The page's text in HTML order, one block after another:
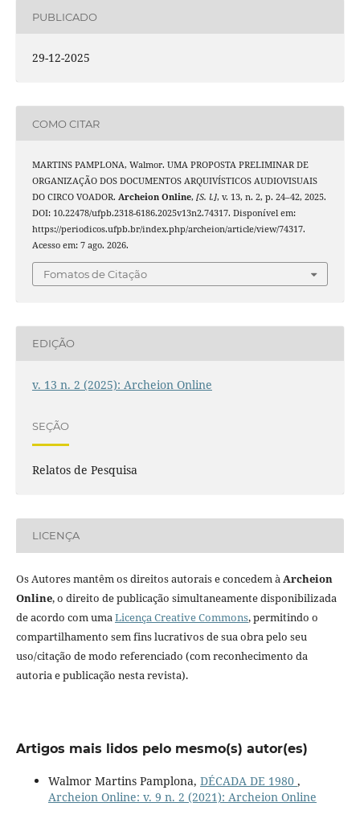
PUBLICADO
29-12-2025
COMO CITAR
MARTINS PAMPLONA, Walmor. UMA PROPOSTA PRELIMINAR DE
ORGANIZAÇÃO DOS DOCUMENTOS ARQUIVÍSTICOS AUDIOVISUAIS
DO CIRCO VOADOR. Archeion Online, [S. l.], v. 13, n. 2, p. 24–42, 2025.
DOI: 10.22478/ufpb.2318-6186.2025v13n2.74317. Disponível em:
https://periodicos.ufpb.br/index.php/archeion/article/view/74317.
Acesso em: 7 ago. 2026.
Fomatos de Citação
EDIÇÃO
v. 13 n. 2 (2025): Archeion Online
SEÇÃO
Relatos de Pesquisa
LICENÇA
Os Autores mantêm os direitos autorais e concedem àArcheion
Online, o direito de publicação simultaneamente disponibilizada
de acordo com umaLicença Creative Commons, permitindo o
compartilhamento sem fins lucrativos de sua obra pelo seu
uso/citação de modo referenciado (com reconhecimento da
autoria e publicação nesta revista).
Artigos mais lidos pelo mesmo(s) autor(es)
Walmor Martins Pamplona, DÉCADA DE 1980 ,
Archeion Online: v. 9 n. 2 (2021): Archeion Online